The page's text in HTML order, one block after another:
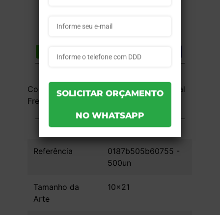
Lista de desejos Compartilhar
Couchê 120g - 4x4 - 10x21 cm - UV Total
Frente e Verso - 500 unid
INFORMAÇÕES DO PRODUTO
Referência
0187b505b60755 -
500un
Tamanho da
Arte
10x21